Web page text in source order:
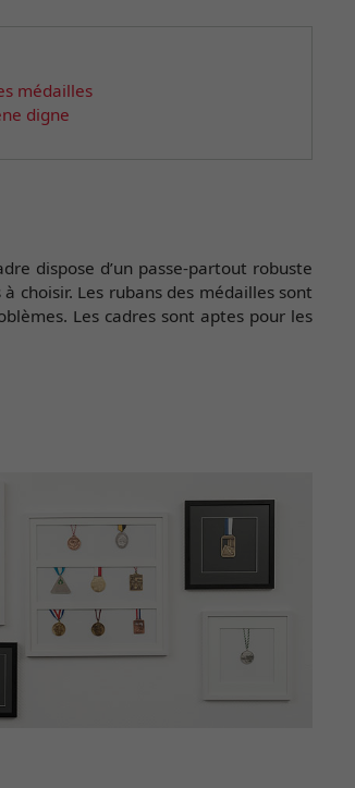
médailles
digne
dispose d’un passe-partout robuste
choisir. Les rubans des médailles sont
Les cadres sont aptes pour les